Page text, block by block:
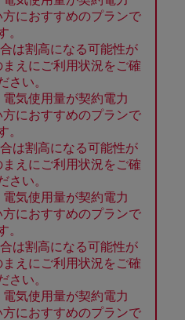
におすすめのプランで
。
は割高になる可能性が
えにご利用状況をご確
さい。
気使用量が契約電力
におすすめのプランで
。
は割高になる可能性が
えにご利用状況をご確
さい。
気使用量が契約電力
におすすめのプランで
。
は割高になる可能性が
えにご利用状況をご確
さい。
気使用量が契約電力
におすすめのプランで